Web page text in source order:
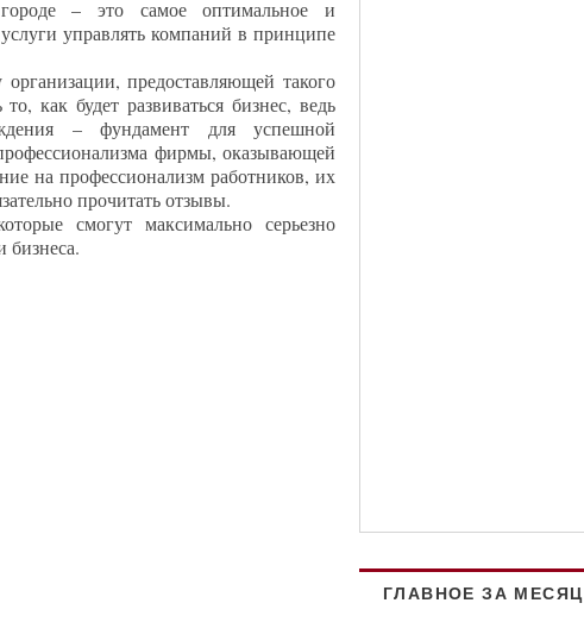
– это самое оптимальное и
управлять компаний в принципе
предоставляющей такого
как будет развиваться бизнес, ведь
– фундамент для успешной
фирмы, оказывающей
на профессионализм работников, их
прочитать отзывы.
смогут максимально серьезно
бизнеса.
ГЛАВНОЕ ЗА МЕСЯЦ